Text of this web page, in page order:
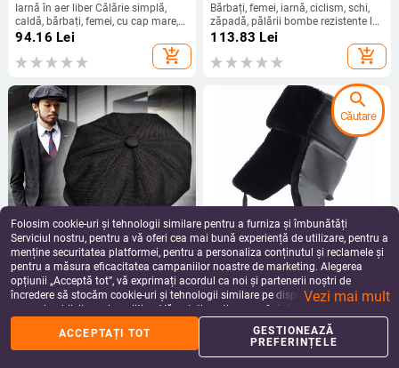
Iarnă în aer liber Călărie simplă,
caldă, bărbați, femei, cu cap mare,
șapcă de lână tricotată îngroșată,
94.16 Lei
add_shopping_cart
Bărbați, femei, iarnă, ciclism, schi,
zăpadă, pălării bombe rezistente la
vânt, plus catifea, groasă, caldă,
protecție pentru urechi, șapcă
moale pentru urechi, căciuli de schi
113.83 Lei
add_shopping_cart
Nouă pălărie beretă Gatsby pălării
octogonale Șapcă retro britanică
Newsboy Bărbați și femei în aer
liber Universale șapci casual
60.34Lei
add_shopping_cart
Pălării noi de bombardier din
bumbac, iarnă, bărbați, călărie
caldă rusă Ushanka, cu clapă
pentru urechi, blană din piele
artificială, șapcă militară de
capcană, pentru femei
56.88Lei
add_shopping_cart
Folosim cookie-uri și tehnologii similare pentru a furniza și îmbunătăți
Serviciul nostru, pentru a vă oferi cea mai bună experiență de utilizare, pentru a
menține securitatea platformei, pentru a personaliza conținutul și reclamele și
pentru a măsura eficacitatea campaniilor noastre de marketing. Alegerea
opțiunii „Acceptă tot”, vă exprimați acordul ca noi și partenerii noștri de
încredere să stocăm cookie-uri și tehnologii similare pe dispozitivul dvs. în
scopuri publicitare și analitice. Vă puteți gestiona preferințele în orice moment
făcând clic pe „Gestionează preferințele”. Pentru mai multe informații, vă
rugăm să consultațiPolitica noastră de confidențialitate.
Vezi mai mult
ACCEPTAȚI TOT
GESTIONEAZĂ
PREFERINȚELE
search
Căutare